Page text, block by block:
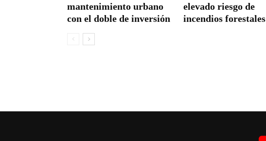
mantenimiento urbano
con el doble de inversión
elevado riesgo de
incendios forestales